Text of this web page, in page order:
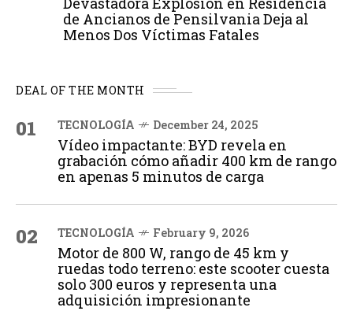
de Ancianos de Pensilvania Deja al
Menos Dos Víctimas Fatales
DEAL OF THE MONTH
01 TECNOLOGÍA December 24, 2025
Vídeo impactante: BYD revela en
grabación cómo añadir 400 km de rango
en apenas 5 minutos de carga
02 TECNOLOGÍA February 9, 2026
Motor de 800 W, rango de 45 km y
ruedas todo terreno: este scooter cuesta
solo 300 euros y representa una
adquisición impresionante